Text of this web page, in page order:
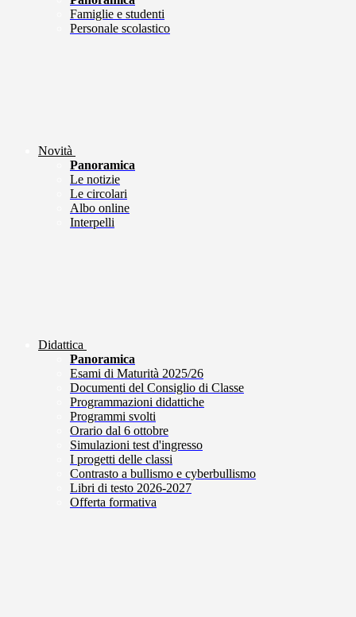
Famiglie e studenti
Personale scolastico
Novità
Panoramica
Le notizie
Le circolari
Albo online
Interpelli
Didattica
Panoramica
Esami di Maturità 2025/26
Documenti del Consiglio di Classe
Programmazioni didattiche
Programmi svolti
Orario dal 6 ottobre
Simulazioni test d'ingresso
I progetti delle classi
Contrasto a bullismo e cyberbullismo
Libri di testo 2026-2027
Offerta formativa